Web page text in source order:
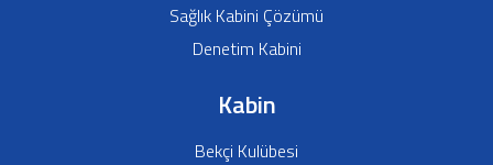
Sağlık Kabini Çözümü
Denetim Kabini
Kabin
Bekçi Kulübesi